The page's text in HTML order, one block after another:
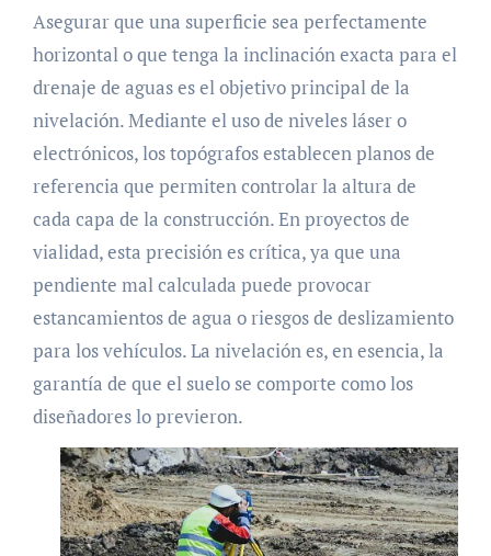
Asegurar que una superficie sea perfectamente
horizontal o que tenga la inclinación exacta para el
drenaje de aguas es el objetivo principal de la
nivelación. Mediante el uso de niveles láser o
electrónicos, los topógrafos establecen planos de
referencia que permiten controlar la altura de
cada capa de la construcción. En proyectos de
vialidad, esta precisión es crítica, ya que una
pendiente mal calculada puede provocar
estancamientos de agua o riesgos de deslizamiento
para los vehículos. La nivelación es, en esencia, la
garantía de que el suelo se comporte como los
diseñadores lo previeron.